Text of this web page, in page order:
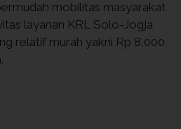
mobilitas masyarakat
layanan KRL Solo-Jogja
relatif murah yakni Rp 8,000